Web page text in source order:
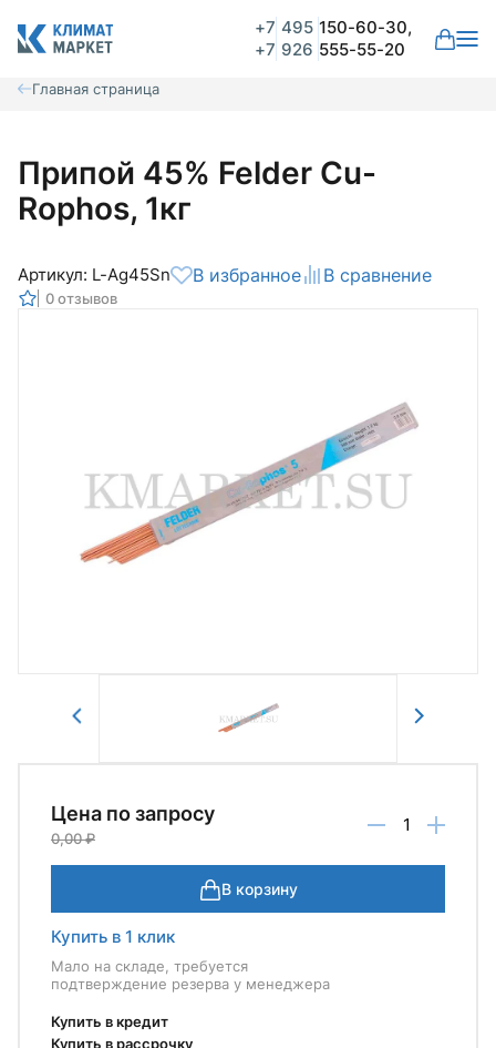
+7 495 150-60-30,
+7 926 555-55-20
Главная страница
Припой 45% Felder Cu-
Rophos, 1кг
Артикул: L-Ag45Sn В избранное В сравнение
0 отзывов
Цена по запросу
0,00 ₽
В корзину
Купить в 1 клик
Мало на складе, требуется
подтверждение резерва у менеджера
Купить в кредит
Купить в рассрочку
Для оформления заказа необходимо
Авторизоваться